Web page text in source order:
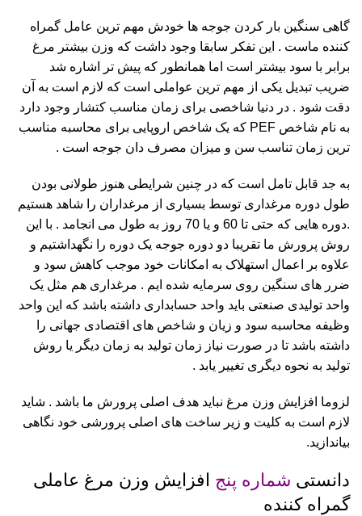
گاهی سنگین بار کردن جوجه ها خودش مهم ترین عامل گمراه
کننده ماست . این تفکر سابقا وجود داشت که وزن بیشتر مرغ
برابر با سود بیشتر است اما همانطور که پیش تر اشاره شد
ضریب تبدیل یکی از مهم ترین عواملی است که لازم است به آن
دقت شود . در دنیا شاخصی برای زمان مناسب کتشار وجود دارد
به نام شاخص PEF که یک شاخص اروپایی برای محاسبه مناسب
ترین زمان تناسب سن و میزان مصرف دان جوجه است .
به جد قابل تامل است که در چنین شرایطی هنوز طولانی بودن
طول دوره مرغداری توسط بسیاری از مرغداران را شاهد هستیم
.دوره هایی که حتی تا 60 و یا 70 روز به طول می انجامد . با این
روش پرورش ما تقریبا دو دوره جوجه یک دوره را نگهداشتیم و
علاوه بر اعمال استهلاک به امکانات خود موجب کاهش سود و
ضرر های سنگین روی سرمایه شده ایم . مرغداری هم مثل یک
واحد تولیدی صنعتی باید واحد حسابداری داشته باشد که این واحد
وظیفه محاسبه سود و زیان و شاخص های اقتصادی جهانی را
داشته باشد تا در صورت نیاز زمان تولید به زمان دیگر یا روش
تولید به نحوه دیگری تغییر یابد .
لزوما افزایش وزن مرغ نباید هدف اصلی پرورش ما باشد . شاید
لازم است به کلیت و زیر ساخت های اصلی پرورشی خود نگاهی
بیاندازید.
دانستی شماره پنج افزایش وزن مرغ عاملی
گمراه کننده